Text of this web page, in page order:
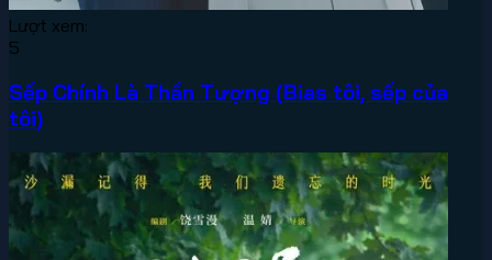
Lượt xem:
5
Sếp Chính Là Thần Tượng (Bias tôi, sếp của
tôi)